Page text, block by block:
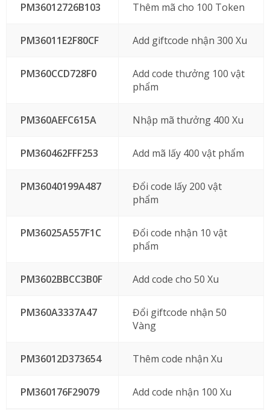
PM36012726B103 Thêm mã cho 100 Token
PM36011E2F80CF Add giftcode nhận 300 Xu
PM360CCD728F0
Add code thưởng 100 vật
phẩm
PM360AEFC615A Nhập mã thưởng 400 Xu
PM360462FFF253 Add mã lấy 400 vật phẩm
PM36040199A487
Đổi code lấy 200 vật
phẩm
PM36025A557F1C
Đổi code nhận 10 vật
phẩm
PM3602BBCC3B0F Add code cho 50 Xu
PM360A3337A47
Đổi giftcode nhận 50
Vàng
PM36012D373654 Thêm code nhận Xu
PM360176F29079 Add code nhận 100 Xu